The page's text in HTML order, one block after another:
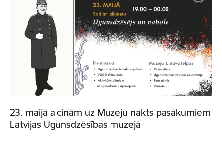
23. maijā aicinām uz Muzeju nakts pasākumiem
Latvijas Ugunsdzēsības muzejā